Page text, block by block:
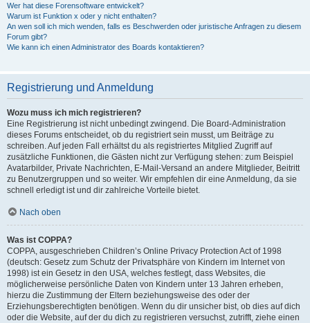
Wer hat diese Forensoftware entwickelt?
Warum ist Funktion x oder y nicht enthalten?
An wen soll ich mich wenden, falls es Beschwerden oder juristische Anfragen zu diesem
Forum gibt?
Wie kann ich einen Administrator des Boards kontaktieren?
Registrierung und Anmeldung
Wozu muss ich mich registrieren?
Eine Registrierung ist nicht unbedingt zwingend. Die Board-Administration
dieses Forums entscheidet, ob du registriert sein musst, um Beiträge zu
schreiben. Auf jeden Fall erhältst du als registriertes Mitglied Zugriff auf
zusätzliche Funktionen, die Gästen nicht zur Verfügung stehen: zum Beispiel
Avatarbilder, Private Nachrichten, E-Mail-Versand an andere Mitglieder, Beitritt
zu Benutzergruppen und so weiter. Wir empfehlen dir eine Anmeldung, da sie
schnell erledigt ist und dir zahlreiche Vorteile bietet.
Nach oben
Was ist COPPA?
COPPA, ausgeschrieben Children’s Online Privacy Protection Act of 1998
(deutsch: Gesetz zum Schutz der Privatsphäre von Kindern im Internet von
1998) ist ein Gesetz in den USA, welches festlegt, dass Websites, die
möglicherweise persönliche Daten von Kindern unter 13 Jahren erheben,
hierzu die Zustimmung der Eltern beziehungsweise des oder der
Erziehungsberechtigten benötigen. Wenn du dir unsicher bist, ob dies auf dich
oder die Website, auf der du dich zu registrieren versuchst, zutrifft, ziehe einen